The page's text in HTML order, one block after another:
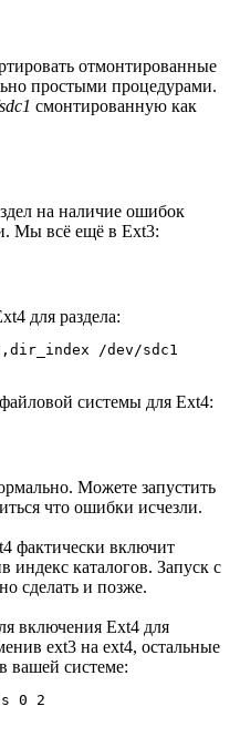
отмонтированные
простыми процедурами.
смонтированную как
на наличие ошибок
Мы всё ещё в Ext3:
для раздела:
/dev/sdc1
системы для Ext4:
Можете запустить
что ошибки исчезли.
фактически включит
индекс каталогов. Запуск с
сделать и позже.
включения Ext4 для
ext3 на ext4, остальные
вашей системе:
0 2